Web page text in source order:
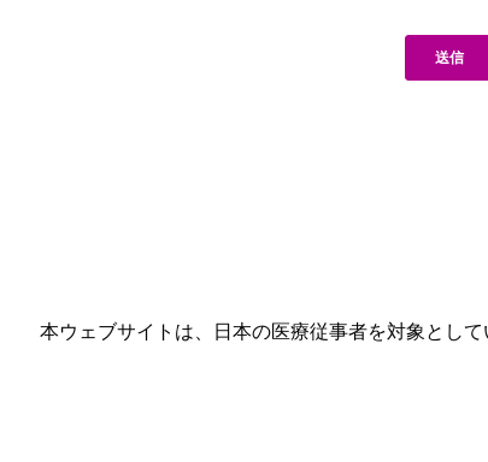
本ウェブサイトは、日本の医療従事者を対象とし